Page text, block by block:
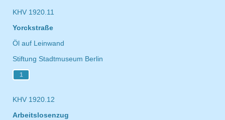
KHV 1920.11
Yorckstraße
Öl auf Leinwand
Stiftung Stadtmuseum Berlin
1
KHV 1920.12
Arbeitslosenzug